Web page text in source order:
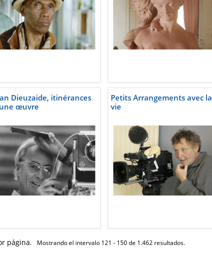
Dieuzaide, itinérances
œuvre
Petits Arrangements avec la
vie
página. Mostrando el intervalo 121 - 150 de 1.462 resultados.